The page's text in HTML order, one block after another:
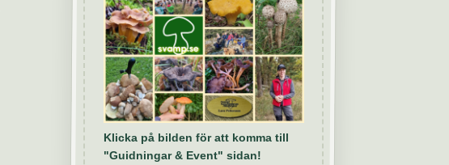
Klicka på bilden för att komma till
"Guidningar & Event" sidan!